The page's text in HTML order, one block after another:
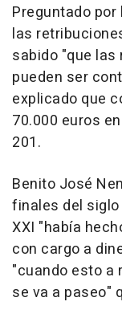
Preguntado
las
sabido "que
pueden ser
explicado que
70.000 euros
201.
Benito José
finales del
XXI "había
con cargo a
"cuando esto a
se va a paseo"